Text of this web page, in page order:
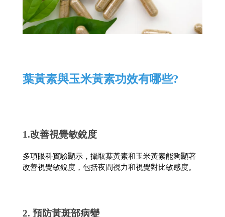
葉黃素與玉米黃素功效有哪些?
1.改善視覺敏銳度
多項眼科實驗顯示，攝取葉黃素和玉米黃素能夠顯著
改善視覺敏銳度，包括夜間視力和視覺對比敏感度。
2. 預防黃斑部病變